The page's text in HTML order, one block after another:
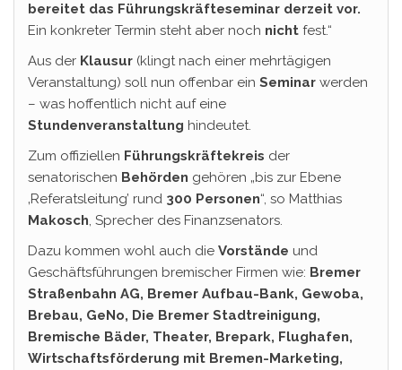
bereitet das Führungskräfteseminar derzeit vor.
Ein konkreter Termin steht aber noch nicht fest.“
Aus der Klausur (klingt nach einer mehrtägigen
Veranstaltung) soll nun offenbar ein Seminar werden
– was hoffentlich nicht auf eine
Stundenveranstaltung hindeutet.
Zum offiziellen Führungskräftekreis der
senatorischen Behörden gehören „bis zur Ebene
‚Referatsleitung’ rund 300 Personen“, so Matthias
Makosch, Sprecher des Finanzsenators.
Dazu kommen wohl auch die Vorstände und
Geschäftsführungen bremischer Firmen wie: Bremer
Straßenbahn AG, Bremer Aufbau-Bank, Gewoba,
Brebau, GeNo, Die Bremer Stadtreinigung,
Bremische Bäder, Theater, Brepark, Flughafen,
Wirtschaftsförderung mit Bremen-Marketing,